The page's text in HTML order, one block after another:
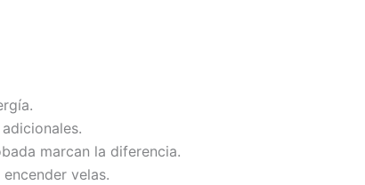
marcan la diferencia.
velas.